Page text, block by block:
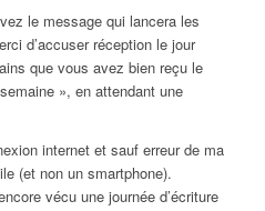
le message qui lancera les
d’accuser réception le jour
que vous avez bien reçu le
», en attendant une
internet et sauf erreur de ma
(et non un smartphone).
vécu une journée d’écriture